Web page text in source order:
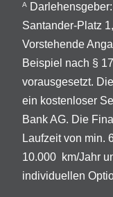
A
Santander-Platz
Vorstehende
Beispiel nach §
vorausgesetzt.
ein kostenloser
Bank AG. Die
Laufzeit von min.
10.000 km/Jahr
individuellen